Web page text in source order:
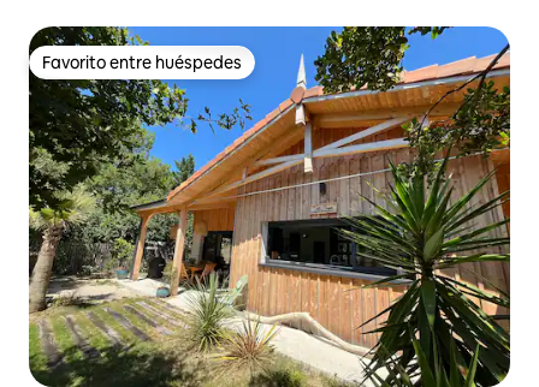
Favorito entre huéspedes
Favorito entre huéspedes